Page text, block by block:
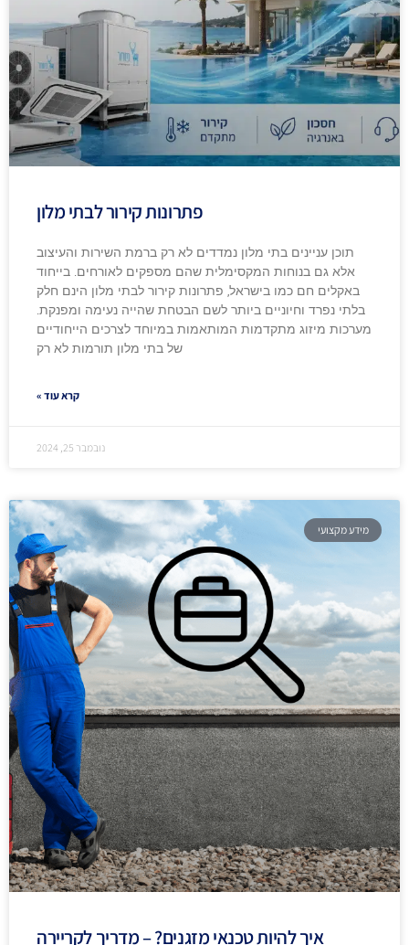
פתרונות קירור לבתי מלון
תוכן עניינים בתי מלון נמדדים לא רק ברמת השירות והעיצוב
אלא גם בנוחות המקסימלית שהם מספקים לאורחים. בייחוד
באקלים חם כמו בישראל, פתרונות קירור לבתי מלון הינם חלק
בלתי נפרד וחיוניים ביותר לשם הבטחת שהייה נעימה ומפנקת.
מערכות מיזוג מתקדמות המותאמות במיוחד לצרכים הייחודיים
של בתי מלון תורמות לא רק
קרא עוד »
נובמבר 25, 2024
מידע מקצועי
איך להיות טכנאי מזגנים? – מדריך לקריירה